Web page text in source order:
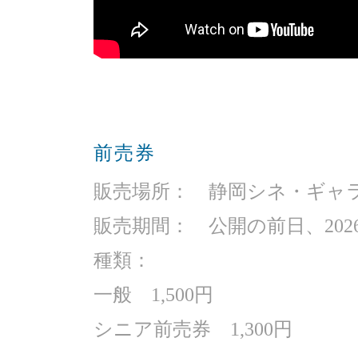
前売券
販売場所： 静岡シネ・ギャ
販売期間： 公開の前日、
種類：
一般 1,500円
シニア前売券 1,300円